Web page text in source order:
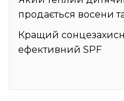
продається восени
Кращий
ефективний SPF